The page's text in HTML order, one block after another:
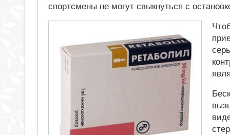
спортсмены не могут свыкнуться с